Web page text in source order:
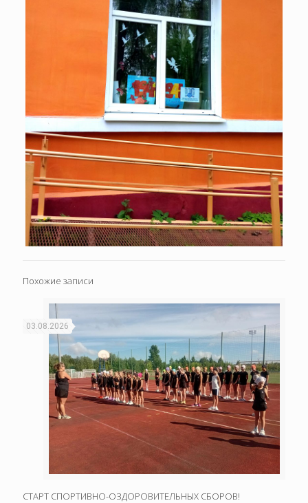
Похожие записи
03.08.2026
СТАРТ СПОРТИВНО-ОЗДОРОВИТЕЛЬНЫХ СБОРОВ!